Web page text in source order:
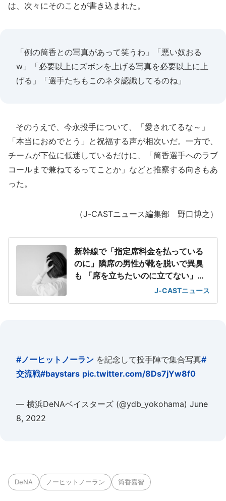
は、次々にそのことが書き込まれた。
「例の筒香との写真があって笑うわ」「悪い奴おる
w」「必要以上にズボンを上げる写真を必要以上に上
げる」「選手たちもこのネタ認識してるのね」
そのうえで、今永投手について、「愛されてるな～」
「本当におめでとう」と祝福する声が相次いだ。一方で、
チームが下位に低迷しているだけに、「筒香選手へのラブ
コールまで兼ねてるってことか」などと推察する向きもあ
った。
（J-CASTニュース編集部 野口博之）
新幹線で「指定席料金を払っている
のに」隣席の男性が靴を脱いで異臭
も 「席を立ちたいのに立てない」息
J-CASTニュース
#ノーヒットノーラン を記念して投手陣で集合写真#
交流戦#baystars pic.twitter.com/8Ds7jYw8f0
— 横浜DeNAベイスターズ (@ydb_yokohama) June
8, 2022
DeNA ノーヒットノーラン 筒香嘉智